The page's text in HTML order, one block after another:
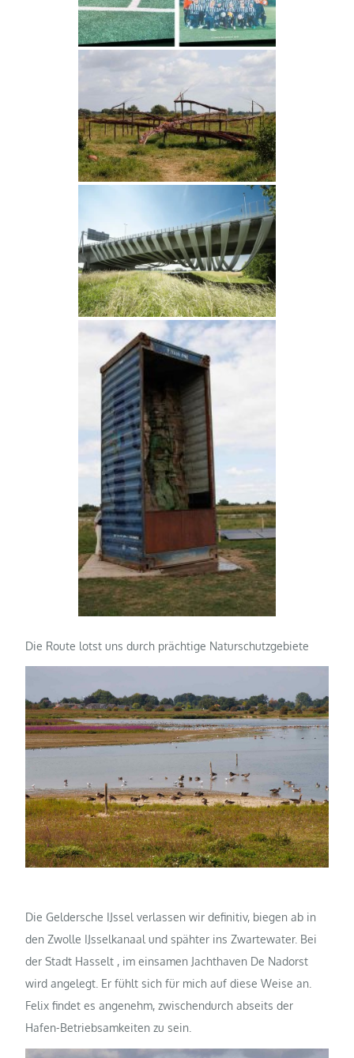
Die Route lotst uns durch prächtige Naturschutzgebiete
Die Geldersche IJssel verlassen wir definitiv, biegen ab in
den Zwolle IJsselkanaal und spähter ins Zwartewater. Bei
der Stadt Hasselt , im einsamen Jachthaven De Nadorst
wird angelegt. Er fühlt sich für mich auf diese Weise an.
Felix findet es angenehm, zwischendurch abseits der
Hafen-Betriebsamkeiten zu sein.